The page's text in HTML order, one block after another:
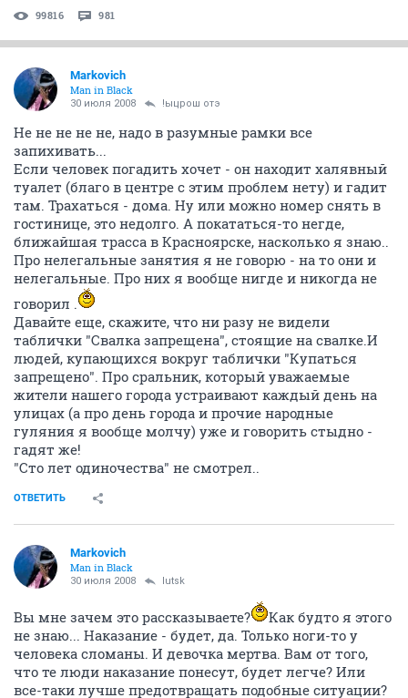
99816 981
Markovich
Man in Black
30 июля 2008 !ыцрош отэ
Не не не не не, надо в разумные рамки все
запихивать...
Если человек погадить хочет - он находит халявный
туалет (благо в центре с этим проблем нету) и гадит
там. Трахаться - дома. Ну или можно номер снять в
гостинице, это недолго. А покататься-то негде,
ближайшая трасса в Красноярске, насколько я знаю..
Про нелегальные занятия я не говорю - на то они и
нелегальные. Про них я вообще нигде и никогда не
говорил .
Давайте еще, скажите, что ни разу не видели
таблички "Свалка запрещена", стоящие на свалке.И
людей, купающихся вокруг таблички "Купаться
запрещено". Про сральник, который уважаемые
жители нашего города устраивают каждый день на
улицах (а про день города и прочие народные
гуляния я вообще молчу) уже и говорить стыдно -
гадят же!
"Сто лет одиночества" не смотрел..
ОТВЕТИТЬ
Markovich
Man in Black
30 июля 2008 lutsk
Вы мне зачем это рассказываете?
Как будто я этого
не знаю... Наказание - будет, да. Только ноги-то у
человека сломаны. И девочка мертва. Вам от того,
что те люди наказание понесут, будет легче? Или
все-таки лучше предотвращать подобные ситуации?